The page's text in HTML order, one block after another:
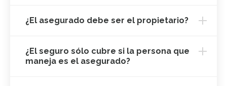
¿El asegurado debe ser el propietario?
¿El seguro sólo cubre si la persona que
maneja es el asegurado?